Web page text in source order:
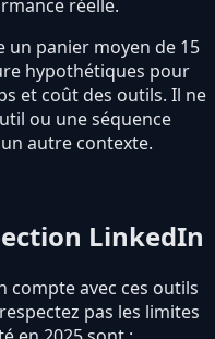
réelle.
un panier moyen de 15
hypothétiques pour
et coût des outils. Il ne
ou une séquence
autre contexte.
LinkedIn
compte avec ces outils
pas les limites